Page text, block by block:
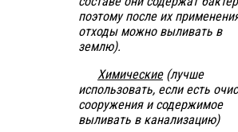
поэтому после их
отходы можно выливать в
землю).
Химические(лучше
использовать, если есть
сооружения и содержимое
выливать в канализацию)